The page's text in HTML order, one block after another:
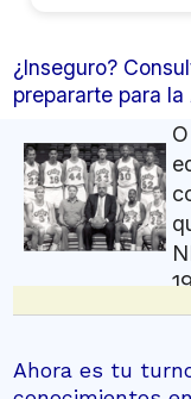
¿Inseguro?
prepararte para la
primeiras
2003,
Ahora es tu